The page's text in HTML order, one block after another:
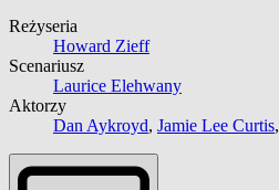
Reżyseria
Howard Zieff
Scenariusz
Laurice Elehwany
Aktorzy
Dan Aykroyd, Jamie Lee Curtis,